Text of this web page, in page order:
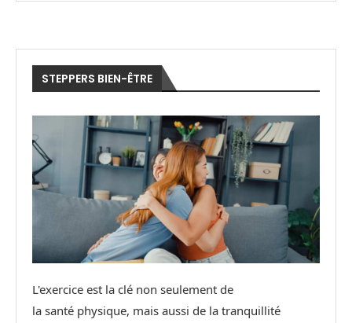
STEPPERS BIEN-ÊTRE
L'exercice est la clé non seulement de
la santé physique, mais aussi de la tranquillité